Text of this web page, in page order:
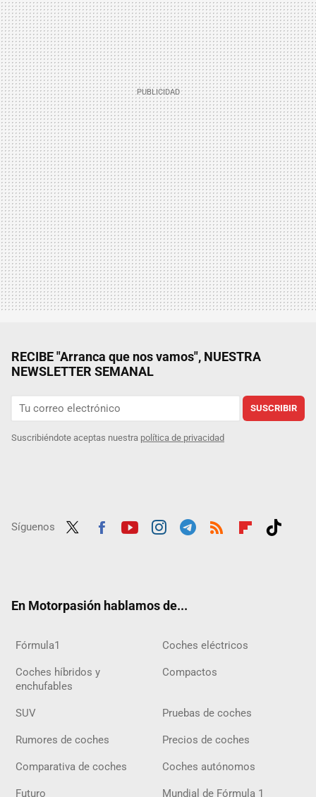
RECIBE "Arranca que nos vamos", NUESTRA
NEWSLETTER SEMANAL
SUSCRIBIR
Suscribiéndote aceptas nuestra política de privacidad
Síguenos
En Motorpasión hablamos de...
Fórmula1 Coches eléctricos
Coches híbridos y
enchufables
Compactos
SUV Pruebas de coches
Rumores de coches Precios de coches
Comparativa de coches Coches autónomos
Futuro Mundial de Fórmula 1